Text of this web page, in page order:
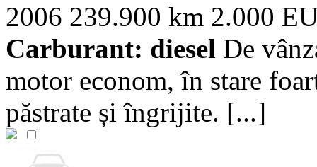
2006 239.900 km 2.000
Carburant: diesel De
motor econom, în stare
păstrate și îngrijite. [...]